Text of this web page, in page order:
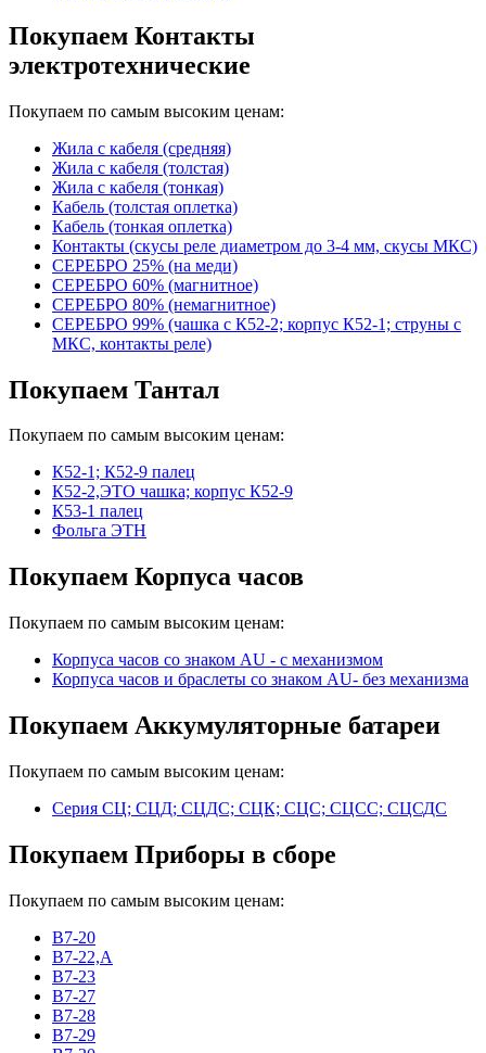
Покупаем Контакты
электротехнические
Покупаем по самым высоким ценам:
Жила с кабеля (средняя)
Жила с кабеля (толстая)
Жила с кабеля (тонкая)
Кабель (толстая оплетка)
Кабель (тонкая оплетка)
Контакты (скусы реле диаметром до 3-4 мм, скусы МКС)
СЕРЕБРО 25% (на меди)
СЕРЕБРО 60% (магнитное)
СЕРЕБРО 80% (немагнитное)
СЕРЕБРО 99% (чашка с К52-2; корпус К52-1; струны с
МКС, контакты реле)
Покупаем Тантал
Покупаем по самым высоким ценам:
К52-1; К52-9 палец
К52-2,ЭТО чашка; корпус К52-9
К53-1 палец
Фольга ЭТН
Покупаем Корпуса часов
Покупаем по самым высоким ценам:
Корпуса часов cо знаком AU - с механизмом
Корпуса часов и браслеты со знаком AU- без механизма
Покупаем Аккумуляторные батареи
Покупаем по самым высоким ценам:
Серия СЦ; СЦД; СЦДС; СЦК; СЦС; СЦСС; СЦСДС
Покупаем Приборы в сборе
Покупаем по самым высоким ценам:
В7-20
В7-22,А
В7-23
В7-27
В7-28
В7-29